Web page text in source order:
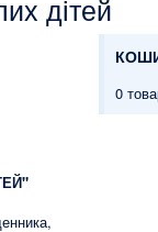
дітей
0